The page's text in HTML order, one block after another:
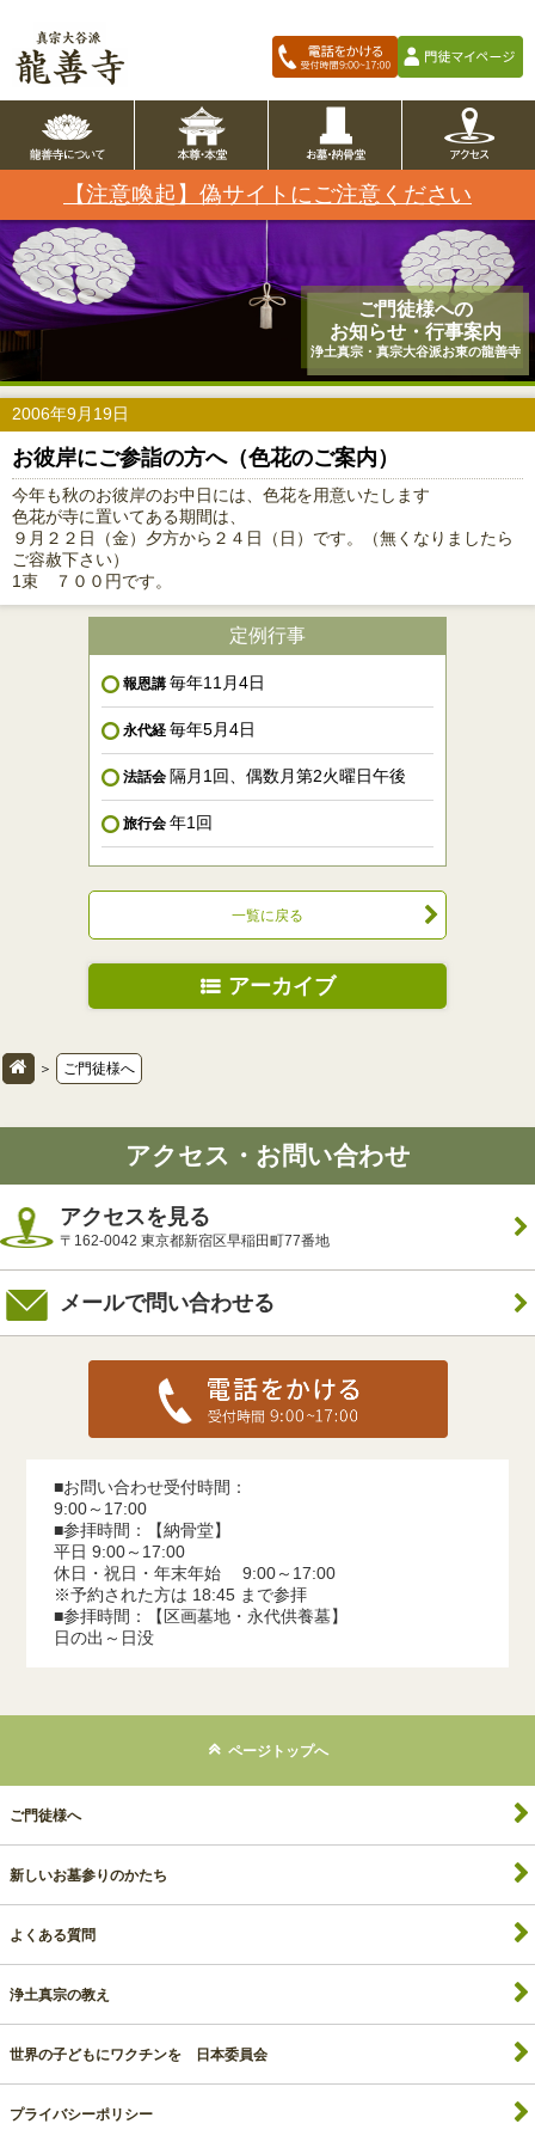
【注意喚起】偽サイトにご注意ください
ご門徒様への
お知らせ・行事案内
浄土真宗・真宗大谷派お東の龍善寺
2006年9月19日
お彼岸にご参詣の方へ（色花のご案内）
今年も秋のお彼岸のお中日には、色花を用意いたします
色花が寺に置いてある期間は、
９月２２日（金）夕方から２４日（日）です。（無くなりましたら
ご容赦下さい）
1束 ７００円です。
定例行事
報恩講 毎年11月4日
永代経 毎年5月4日
法話会 隔月1回、偶数月第2火曜日午後
旅行会 年1回
一覧に戻る
アーカイブ
＞ ご門徒様へ
アクセス・お問い合わせ
アクセスを見る
〒162-0042 東京都新宿区早稲田町77番地
メールで問い合わせる
■お問い合わせ受付時間：
9:00～17:00
■参拝時間：【納骨堂】
平日 9:00～17:00
休日・祝日・年末年始 9:00～17:00
※予約された方は 18:45 まで参拝
■参拝時間：【区画墓地・永代供養墓】
日の出～日没
ページトップへ
ご門徒様へ
新しいお墓参りのかたち
よくある質問
浄土真宗の教え
世界の子どもにワクチンを 日本委員会
プライバシーポリシー